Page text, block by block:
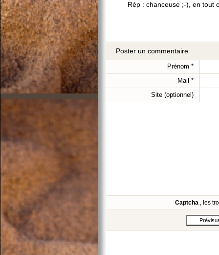
Rép : chanceuse ;-), en tout
Poster un commentaire
Prénom *
Mail *
Site (optionnel)
Captcha , les